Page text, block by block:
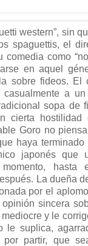
western”, sin
spaguettis, el
comedia como
en aquel
sobre fideos. El
a
sopa de
cierta hostilidad
Goro no
haya
japonés que
hasta
La dueña
por el
sincera
y le
le suplica,
por partir, que